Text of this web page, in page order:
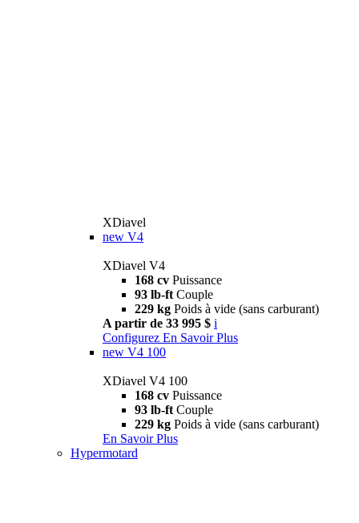
XDiavel
new V4
XDiavel V4
168 cv Puissance
93 lb-ft Couple
229 kg Poids à vide (sans carburant)
A partir de 33 995 $ i
Configurez En Savoir Plus
new V4 100
XDiavel V4 100
168 cv Puissance
93 lb-ft Couple
229 kg Poids à vide (sans carburant)
En Savoir Plus
Hypermotard